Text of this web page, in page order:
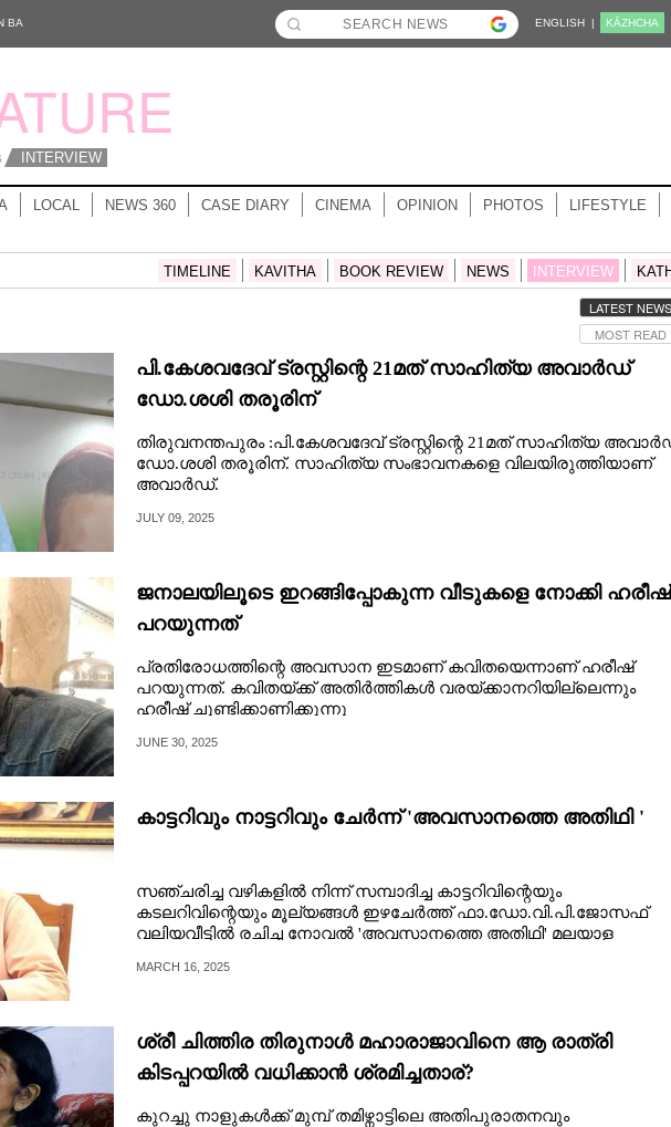
BA ENGLISH | KĀZHCHA
INTERVIEW
LOCAL NEWS 360 CASE DIARY CINEMA OPINION PHOTOS LIFESTYLE
TIMELINE KAVITHA BOOK REVIEW NEWS INTERVIEW
LATEST NEWS
MOST READ
പി.കേശവദേവ് ട്രസ്റ്റിന്റെ 21മത് സാഹിത്യ അവാർഡ്
ഡോ.ശശി തരൂരിന്
തിരുവനന്തപുരം :പി.കേശവദേവ് ട്രസ്റ്റിന്റെ 21മത് സാഹിത്യ
ഡോ.ശശി തരൂരിന്. സാഹിത്യ സംഭാവനകളെ വിലയിരുത്തിയാണ്
അവാർഡ്.
JULY 09, 2025
ജനാലയിലൂടെ ഇറങ്ങിപ്പോകുന്ന വീടുകളെ നോക്കി ഹരീഷ്
പറയുന്നത്
പ്രതിരോധത്തിന്റെ അവസാന ഇടമാണ് കവിതയെന്നാണ് ഹരീഷ്
പറയുന്നത്. കവിതയ്ക്ക് അതിർത്തികൾ വരയ്ക്കാനറിയില്ലെന്നും
ഹരീഷ് ചൂണ്ടിക്കാണിക്കുന്നു
JUNE 30, 2025
കാട്ടറിവും നാട്ടറിവും ചേർന്ന് 'അവസാനത്തെ അതിഥി '
സഞ്ചരിച്ച വഴികളിൽ നിന്ന് സമ്പാദിച്ച കാട്ടറിവിന്റെയും
കടലറിവിന്റെയും മൂല്യങ്ങൾ ഇഴചേർത്ത് ഫാ.ഡോ.വി.പി.ജോസഫ്
വലിയവീട്ടിൽ രചിച്ച നോവൽ 'അവസാനത്തെ അതിഥി' മലയാള
MARCH 16, 2025
ശ്രീ ചിത്തിര തിരുനാൾ മഹാരാജാവിനെ ആ രാത്രി
കിടപ്പറയിൽ വധിക്കാൻ ശ്രമിച്ചതാര്?
കുറച്ചു നാളുകൾക്ക് മുമ്പ് തമിഴ്നാട്ടിലെ അതിപുരാതനവും